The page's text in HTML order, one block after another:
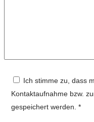
Ich stimme zu, dass
Kontaktaufnahme bzw.
gespeichert werden. *